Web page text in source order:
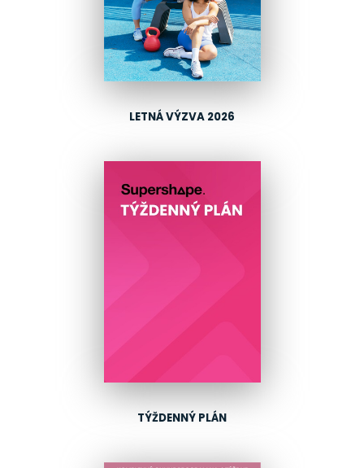
LETNÁ VÝZVA 2026
TÝŽDENNÝ PLÁN